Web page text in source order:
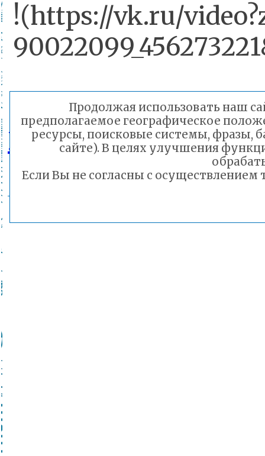
!(https://vk.ru/
ГТРК «Чита»
Продолжая использовать наш
предполагаемое географическое
ресурсы, поисковые системы, фразы,
сайте). В целях улучшения
Если Вы не согласны с